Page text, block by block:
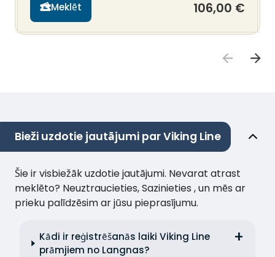
Meklēt 106,00 €
Bieži uzdotie jautājumi par Viking Line
Šie ir visbiežāk uzdotie jautājumi. Nevarat atrast
meklēto? Neuztraucieties, Sazinieties , un mēs ar
prieku palīdzēsim ar jūsu pieprasījumu.
Kādi ir reģistrēšanās laiki Viking Line
prāmjiem no Langnas?